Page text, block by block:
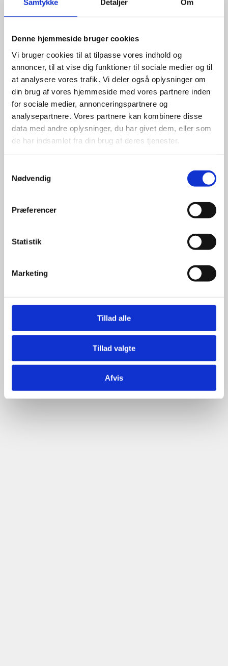
Samtykke Detaljer Om
Denne hjemmeside bruger cookies
Vi bruger cookies til at tilpasse vores indhold og
annoncer, til at vise dig funktioner til sociale medier og til
at analysere vores trafik. Vi deler også oplysninger om
din brug af vores hjemmeside med vores partnere inden
for sociale medier, annonceringspartnere og
analysepartnere. Vores partnere kan kombinere disse
data med andre oplysninger, du har givet dem, eller som
de har indsamlet fra din brug af deres tjenester.
Nødvendig
Præferencer
Statistik
Marketing
Tillad alle
Tillad valgte
Afvis